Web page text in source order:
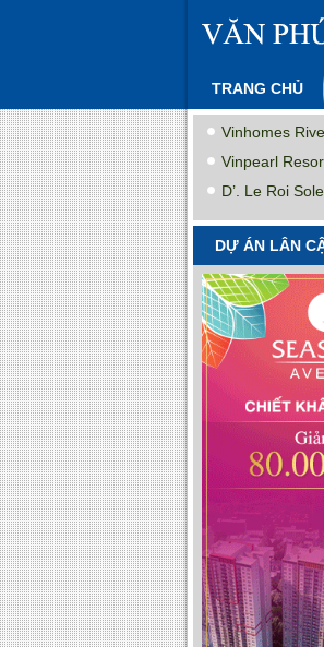
TRANG CHỦ
Vinhomes
Vinpearl
D’. Le Roi
DỰ ÁN LÂN